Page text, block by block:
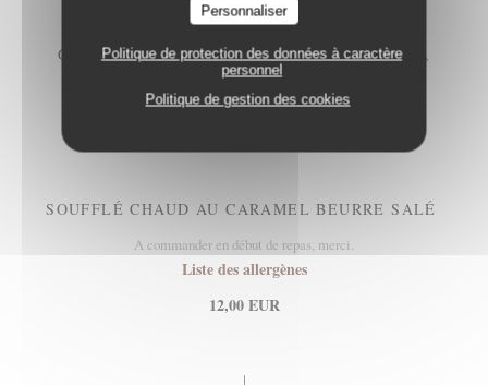
Personnaliser
Politique de protection des données à caractère
personnel
Politique de gestion des cookies
GLACES ET SORBETS, UNE GLACE À PARIS,
EMMANUEL RYON MOF GLACIER
Liste des allergènes
SOUFFLÉ CHAUD AU CARAMEL BEURRE SALÉ
A commander en début de repas, merci.
Liste des allergènes
12,00 EUR